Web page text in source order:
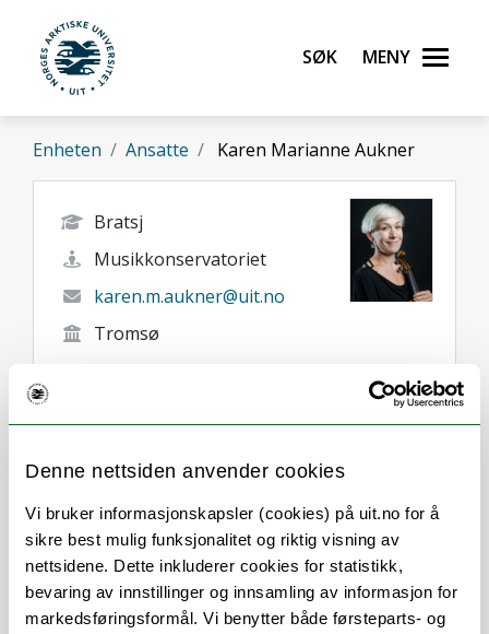
Denne nettsiden anvender cookies
Vi bruker informasjonskapsler (cookies) på uit.no for å
sikre best mulig funksjonalitet og riktig visning av
nettsidene. Dette inkluderer cookies for statistikk,
bevaring av innstillinger og innsamling av informasjon for
markedsføringsformål. Vi benytter både førsteparts- og
Gå til hovedinnhold
UiT Norges arktiske universitet
Søk Meny
Enheten Ansatte Karen Marianne Aukner
Bratsj
Musikkonservatoriet
karen.m.aukner@uit.no
Tromsø
Publikasjoner
Vedlegg